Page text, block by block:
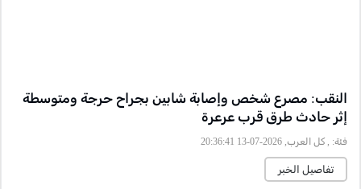
النقب: مصرع شخص وإصابة شابين بجراح حرجة ومتوسطة
إثر حادث طرق قرب عرعرة
فئة: , كل العرب, 2026-07-13 20:36:41
تفاصيل الخبر